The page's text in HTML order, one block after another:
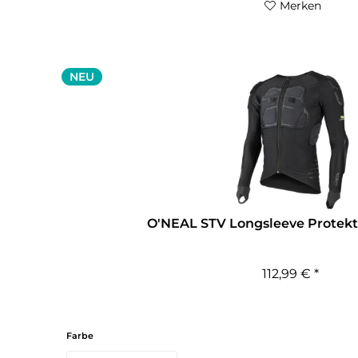
Merken
NEU
O'NEAL STV Longsleeve
112,99 € *
Farbe